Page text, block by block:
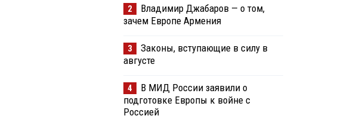
2
Владимир Джабаров — о том,
зачем Европе Армения
3
Законы, вступающие в силу в
августе
4
В МИД России заявили о
подготовке Европы к войне с
Россией